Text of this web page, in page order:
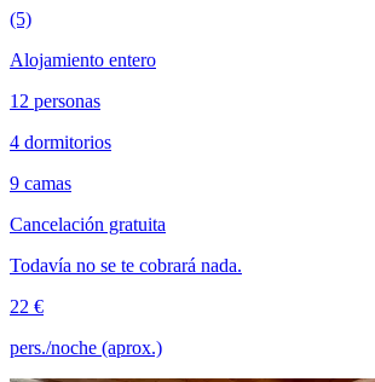
(5)
Alojamiento entero
12 personas
4 dormitorios
9 camas
Cancelación gratuita
Todavía no se te cobrará nada.
22 €
pers./noche (aprox.)